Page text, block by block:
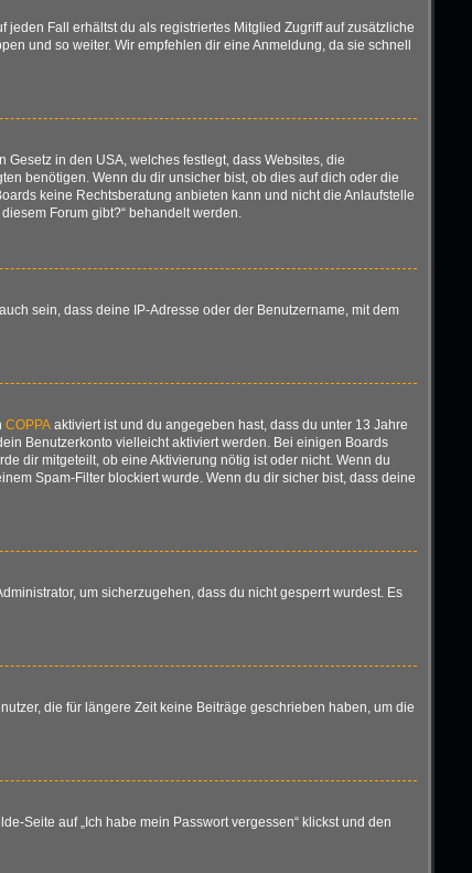
Fall erhältst du als registriertes Mitglied Zugriff auf zusätzliche
und so weiter. Wir empfehlen dir eine Anmeldung, da sie schnell
in den USA, welches festlegt, dass Websites, die
benötigen. Wenn du dir unsicher bist, ob dies auf dich oder die
keine Rechtsberatung anbieten kann und nicht die Anlaufstelle
Forum gibt?“ behandelt werden.
sein, dass deine IP-Adresse oder der Benutzername, mit dem
COPPAaktiviert ist und du angegeben hast, dass du unter 13 Jahre
Benutzerkonto vielleicht aktiviert werden. Bei einigen Boards
dir mitgeteilt, ob eine Aktivierung nötig ist oder nicht. Wenn du
Spam-Filter blockiert wurde. Wenn du dir sicher bist, dass deine
um sicherzugehen, dass du nicht gesperrt wurdest. Es
die für längere Zeit keine Beiträge geschrieben haben, um die
Seite auf „Ich habe mein Passwort vergessen“ klickst und den